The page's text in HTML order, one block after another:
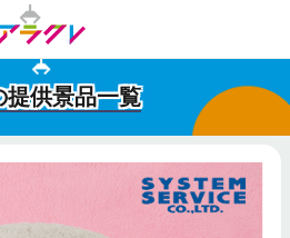
提供景品一覧